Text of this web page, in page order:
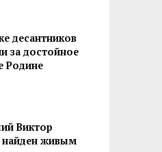
десантников
за достойное
Родине
Виктор
найден живым